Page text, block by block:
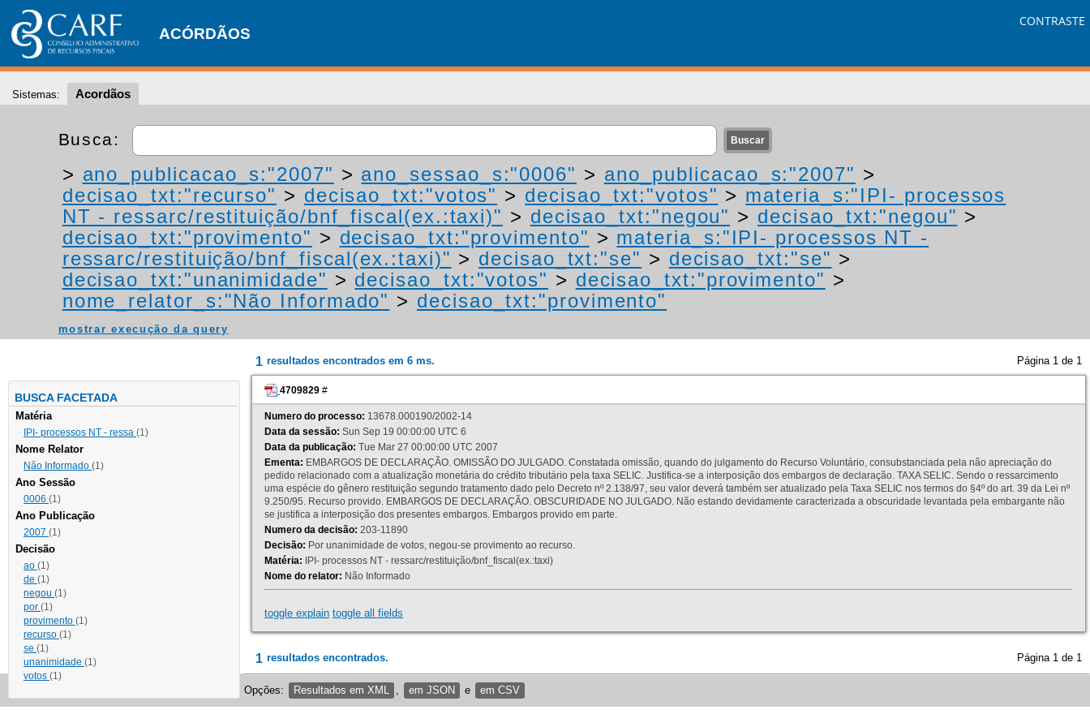
ACÓRDÃOS
CONTRASTE
Sistemas: Acordãos
Busca:
> ano_publicacao_s:"2007" > ano_sessao_s:"0006" > ano_publicacao_s:"2007" >
decisao_txt:"recurso" > decisao_txt:"votos" > decisao_txt:"votos" > materia_s:"IPI- processos
NT - ressarc/restituição/bnf_fiscal(ex.:taxi)" > decisao_txt:"negou" > decisao_txt:"negou" >
decisao_txt:"provimento" > decisao_txt:"provimento" > materia_s:"IPI- processos NT -
ressarc/restituição/bnf_fiscal(ex.:taxi)" > decisao_txt:"se" > decisao_txt:"se" >
decisao_txt:"unanimidade" > decisao_txt:"votos" > decisao_txt:"provimento" >
nome_relator_s:"Não Informado" > decisao_txt:"provimento"
mostrar execução da query
BUSCA FACETADA
Matéria
IPI- processos NT - ressa (1)
Nome Relator
Não Informado (1)
Ano Sessão
0006 (1)
Ano Publicação
2007 (1)
Decisão
ao (1)
de (1)
negou (1)
por (1)
provimento (1)
recurso (1)
se (1)
unanimidade (1)
votos (1)
1 resultados encontrados em 6 ms. Página 1 de 1
4709829 #
Numero do processo: 13678.000190/2002-14
Data da sessão: Sun Sep 19 00:00:00 UTC 6
Data da publicação: Tue Mar 27 00:00:00 UTC 2007
Ementa: EMBARGOS DE DECLARAÇÃO. OMISSÃO DO JULGADO. Constatada omissão, quando do julgamento do Recurso Voluntário, consubstanciada pela não apreciação do
pedido relacionado com a atualização monetária do crédito tributário pela taxa SELIC. Justifica-se a interposição dos embargos de declaração. TAXA SELIC. Sendo o ressarcimento
uma espécie do gênero restituição segundo tratamento dado pelo Decreto nº 2.138/97, seu valor deverá também ser atualizado pela Taxa SELIC nos termos do §4º do art. 39 da Lei nº
9.250/95. Recurso provido. EMBARGOS DE DECLARAÇÃO. OBSCURIDADE NO JULGADO. Não estando devidamente caracterizada a obscuridade levantada pela embargante não
se justifica a interposição dos presentes embargos. Embargos provido em parte.
Numero da decisão: 203-11890
Decisão: Por unanimidade de votos, negou-se provimento ao recurso.
Matéria: IPI- processos NT - ressarc/restituição/bnf_fiscal(ex.:taxi)
Nome do relator: Não Informado
toggle explain toggle all fields
1 resultados encontrados. Página 1 de 1
Opções: Resultados em XML em JSON e em CSV